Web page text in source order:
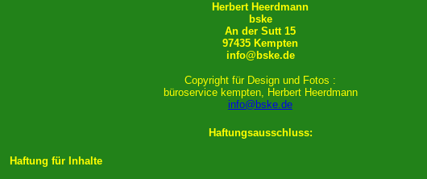
Herbert Heerdmann
bske
An der Sutt 15
97435 Kempten
info@bske.de
Copyright für Design und Fotos :
büroservice kempten, Herbert Heerdmann
info@bske.de
Haftungsausschluss:
Haftung für Inhalte